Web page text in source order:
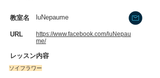
​教室名 luNepaume
​URL
https://www.facebook.com/luNepau
me/
​レッスン内容
​ソイフラワー